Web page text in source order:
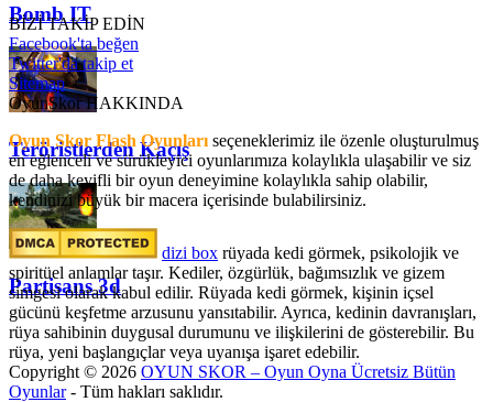
Bomb IT
Teröristlerden Kaçış
Partisans 3d
BİZİ TAKİP EDİN
Facebook'ta beğen
Twitter'da takip et
Sitemap
OyunSkor HAKKINDA
Oyun Skor Flash Oyunları seçeneklerimiz ile özenle oluşturulmuş
en eğlenceli ve sürükleyici oyunlarımıza kolaylıkla ulaşabilir ve siz
de daha keyifli bir oyun deneyimine kolaylıkla sahip olabilir,
kendinizi büyük bir macera içerisinde bulabilirsiniz.
dizi box rüyada kedi görmek​, psikolojik ve
spiritüel anlamlar taşır. Kediler, özgürlük, bağımsızlık ve gizem
simgesi olarak kabul edilir. Rüyada kedi görmek, kişinin içsel
gücünü keşfetme arzusunu yansıtabilir. Ayrıca, kedinin davranışları,
rüya sahibinin duygusal durumunu ve ilişkilerini de gösterebilir. Bu
rüya, yeni başlangıçlar veya uyanışa işaret edebilir.
Copyright © 2026 OYUN SKOR – Oyun Oyna Ücretsiz Bütün
Oyunlar- Tüm hakları saklıdır.